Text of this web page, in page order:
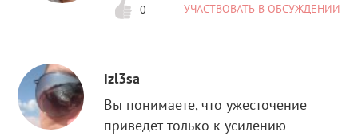
0 УЧАСТВОВАТЬ В ОБСУЖДЕНИИ
izl3sa
Вы понимаете, что ужесточение
приведет только к усилению